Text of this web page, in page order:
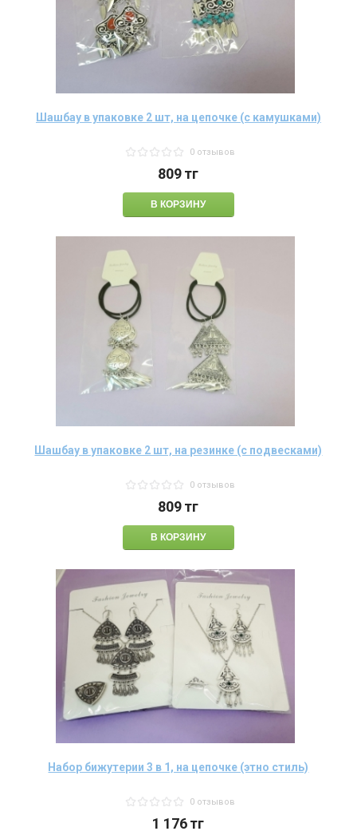
Шашбау в упаковке 2 шт, на цепочке (с камушками)
0 отзывов
809тг
Шашбау в упаковке 2 шт, на резинке (с подвесками)
0 отзывов
809тг
Набор бижутерии 3 в 1, на цепочке (этно стиль)
0 отзывов
1 176тг